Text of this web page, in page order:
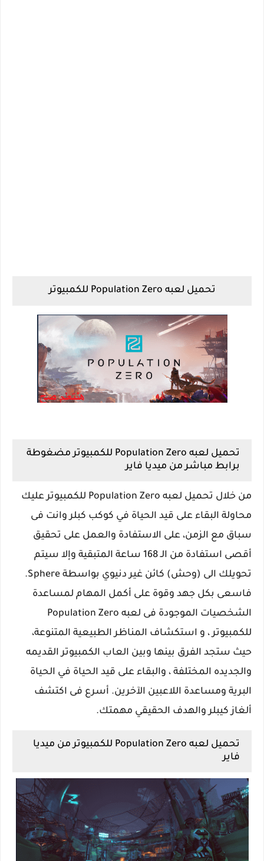
تحميل لعبه Population Zero للكمبيوتر
تحميل لعبه Population Zero للكمبيوتر مضغوطة
برابط مباشر من ميديا فاير
من خلال تحميل لعبه Population Zero للكمبيوتر عليك
محاولة البقاء على قيد الحياة في كوكب كبلر وانت فى
سباق مع الزمن، على الاستفادة والعمل على تحقيق
أقصى استفادة من الـ 168 ساعة المتبقية وإلا سيتم
تحويلك الى (وحش) كائن غير دنيوي بواسطة Sphere.
فاسعى بكل جهد وقوة على أكمل المهام لمساعدة
الشخصيات الموجودة فى لعبه Population Zero
للكمبيوتر ، و استكشاف المناظر الطبيعية المتنوعة،
حيث ستجد الفرق بينها وبين العاب الكمبيوتر القديمه
والجديده المختلفة ، والبقاء على قيد الحياة في الحياة
البرية ومساعدة اللاعبين الآخرين. أسرع فى اكتشف
ألغاز كيبلر والهدف الحقيقي مهمتك.
تحميل لعبه Population Zero للكمبيوتر من ميديا
فاير